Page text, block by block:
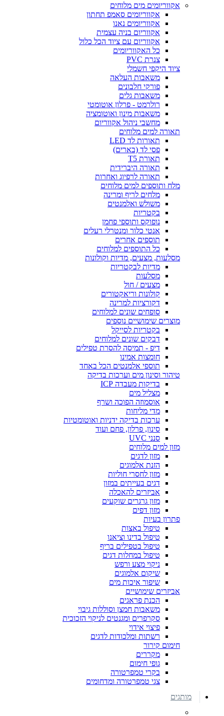
אקווריומים מים מלוחים
אקווריומים סאמפ תחתון
אקווריומים נאנו
אקווריום בניה עצמית
אקווריום עם ציוד הכל כלול
כל האקווריומים
צנרת PVC
ציוד היקפי חשמלי
משאבות העלאה
פורקי חלבונים
משאבות גלים
רולרמט - פרלון אוטומטי
משאבות מינון ואוטומציה
מחשבי ניהול אקווריום
תאורה למים מלוחים
תאורות לד LED
פסי לד (בארים)
תאורת T5
תאורה היברידית
תאורה לרפיוג ואחרות
מלח ותוספים למים מלוחים
מלחים לריף ומרינה
משולש ואלמנטים
בקטריות
נופוקס ותוספי פחמן
אנטי כלור ומנטרלי רעלים
תוספים אחרים
כל התוספים למלוחים
מסלעות, מצעים, מדיות וקולונות
מדיות לבקטריות
מסלעות
מצעים / חול
קולונות וריאקטורים
דקורציות למרינה
סופחים שונים למלוחים
מוצרים שימושיים נוספים
בקטריות לסייקל
דבקים שונים למלוחים
דיפ - תמיסה להסרת טפילים
חומצות אמינו
תוספי אלמנטים הכל באחד
טיהור וסינון מים וערכות בדיקה
בדיקות מעבדה ICP
מצליל מים
אוסמוזה הפוכה ושרף
מדי מליחות
ערכות בדיקה ידניות ואוטומטיות
סינון, פרלון, פחם ועוד
סנני UVC
מזון למים מלוחים
מזון לדגים
הזנת אלמוגים
מזון לחסרי חוליות
דגים בעייתים במזון
אביזרים להאכלה
מזון גרגרים שוקעים
מזון דפים
פתרון בעיות
טיפול באצות
טיפול בדינו וציאנו
טיפול בטפילים בריף
טיפול במחלות דגים
ניקוי מצע ורפש
שיקום אלמוגים
שיפור איכות מים
אביזרים שימושיים
הכנת פראגים
משאבות חמצן וסוללות גיבוי
סקרפרים ומגנטים לניקוי הזכוכית
פיצוי אידוי
רשתות ומלכודות לדגים
חימום קירור
מקררים
גופי חימום
בקרי טמפרטורה
צגי טמפרטורה ומדחומים
מותגים